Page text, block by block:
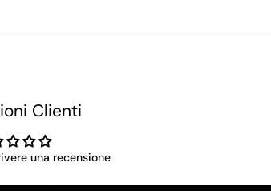
Clienti
una recensione